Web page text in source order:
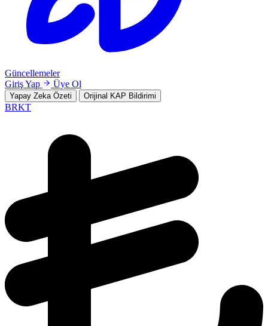
Güncellemeler
Giriş Yap
Üye Ol
Yapay Zeka Özeti Orijinal KAP Bildirimi
BRKT